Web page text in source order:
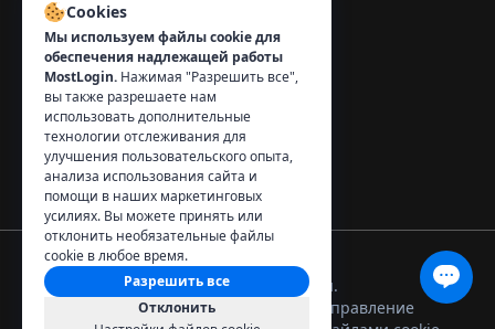
Sitio de espelhe TamilMV
Контакты:
info@mostlogin.com
© 2026 MostLogin. Все права защищены.
Условия
Управление
Cookies
Мы используем файлы cookie для
обеспечения надлежащей работы
MostLogin. Нажимая "Разрешить все",
вы также разрешаете нам
использовать дополнительные
технологии отслеживания для
улучшения пользовательского опыта,
анализа использования сайта и
помощи в наших маркетинговых
усилиях. Вы можете принять или
отклонить необязательные файлы
cookie в любое время.
Разрешить все
Отклонить